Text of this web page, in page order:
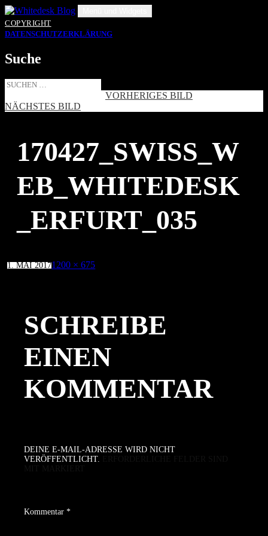
Zum
Inhalt
springen
COPYRIGHT
DATENSCHUTZERKLÄRUNG
Suche
Suche
VORHERIGES BILD
NÄCHSTES BILD
170427_SWISS_W
EB_WHITEDESK
_ERFURT_035
Veröffentlicht
am
1. MAI 2017Volle
1200 × 675
SCHREIBE
EINEN
KOMMENTAR
DEINE E-MAIL-ADRESSE WIRD NICHT
VERÖFFENTLICHT.
Kommentar *